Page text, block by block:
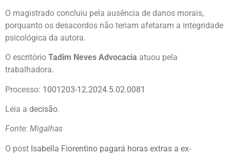
O magistrado concluiu pela ausência de danos morais,
porquanto os desacordos não teriam afetaram a integridade
psicológica da autora.
O escritório Tadim Neves Advocacia atuou pela
trabalhadora.
Processo: 1001203-12.2024.5.02.0081
Leia a decisão.
Fonte: Migalhas
O post Isabella Fiorentino pagará horas extras a ex-